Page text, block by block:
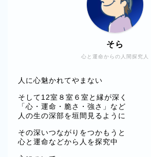
心と運命からの人間探究人
そら
人に心魅かれてやまない
そして12室８室６室と縁が深く
「心・運命・脆さ・強さ」など
人の生の深部を垣間見るように
その深いつながりをつかもうと
心と運命などから人を探究中